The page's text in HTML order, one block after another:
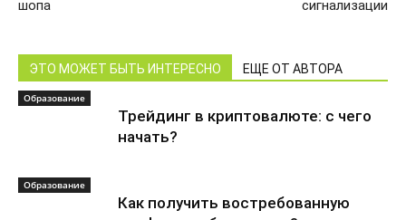
шопа сигнализации
ЭТО МОЖЕТ БЫТЬ ИНТЕРЕСНО ЕЩЕ ОТ АВТОРА
Образование
Трейдинг в криптовалюте: с чего
начать?
Образование
Как получить востребованную